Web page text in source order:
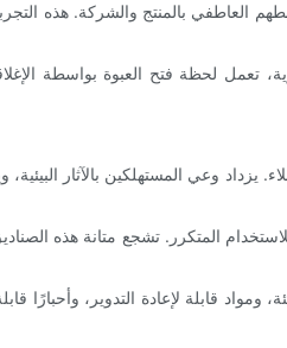
العاطفي بالمنتج والشركة. هذه
تعمل لحظة فتح العبوة بواسطة
يزداد وعي المستهلكين بالآثار
المتكرر. تشجع متانة هذه
ومواد قابلة لإعادة التدوير،